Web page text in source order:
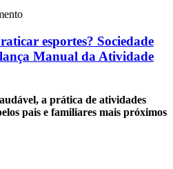
esportes? Sociedade
Manual da Atividade
a prática de atividades
pais e familiares mais próximos